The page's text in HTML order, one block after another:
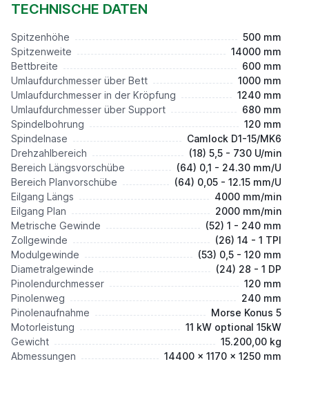
TECHNISCHE DATEN
Spitzenhöhe
500 mm
Spitzenweite
14000 mm
Bettbreite
600 mm
Umlaufdurchmesser über Bett
1000 mm
Umlaufdurchmesser in der Kröpfung
1240 mm
Umlaufdurchmesser über Support
680 mm
Spindelbohrung
120 mm
Spindelnase
Camlock D1-15/MK6
Drehzahlbereich
(18) 5,5 - 730 U/min
Bereich Längsvorschübe
(64) 0,1 - 24.30 mm/U
Bereich Planvorschübe
(64) 0,05 - 12.15 mm/U
Eilgang Längs
4000 mm/min
Eilgang Plan
2000 mm/min
Metrische Gewinde
(52) 1 - 240 mm
Zollgewinde
(26) 14 - 1 TPI
Modulgewinde
(53) 0,5 - 120 mm
Diametralgewinde
(24) 28 - 1 DP
Pinolendurchmesser
120 mm
Pinolenweg
240 mm
Pinolenaufnahme
Morse Konus 5
Motorleistung
11 kW optional 15kW
Gewicht
15.200,00 kg
Abmessungen
14400 x 1170 x 1250 mm